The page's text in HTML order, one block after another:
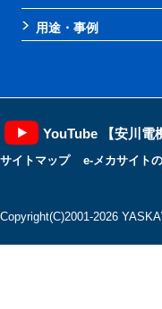
用途・事例
YouTube 【安川電
サイトマップ e-メカサイト
Copyright(C)2001‐2026